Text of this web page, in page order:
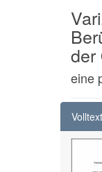
der
eine
Volltext